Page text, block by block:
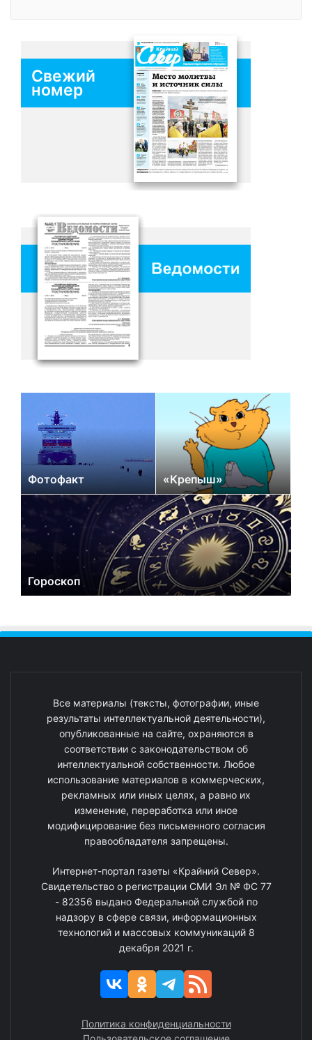
Свежий
номер
Фотофакт «Крепыш»
Гороскоп
Все материалы (тексты, фотографии, иные
результаты интеллектуальной деятельности),
опубликованные на сайте, охраняются в
соответствии с законодательством об
интеллектуальной собственности. Любое
использование материалов в коммерческих,
рекламных или иных целях, а равно их
изменение, переработка или иное
модифицирование без письменного согласия
правообладателя запрещены.
Интернет-портал газеты «Крайний Север».
Свидетельство о регистрации СМИ Эл № ФС 77
- 82356 выдано Федеральной службой по
надзору в сфере связи, информационных
технологий и массовых коммуникаций 8
декабря 2021 г.
Политика конфиденциальности